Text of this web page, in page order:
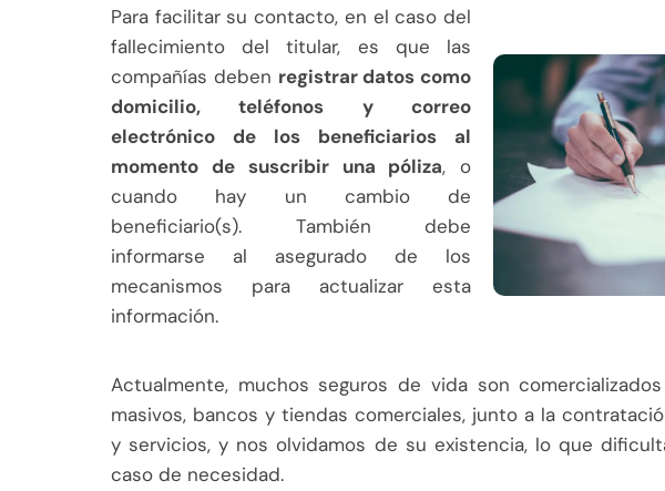
Para facilitar su contacto, en el caso del
fallecimiento del titular, es que las
compañías deben registrar datos como
domicilio, teléfonos y correo
electrónico de los beneficiarios al
momento de suscribir una póliza, o
cuando hay un cambio de
beneficiario(s). También debe
informarse al asegurado de los
mecanismos para actualizar esta
información.
Actualmente, muchos seguros de vida son
masivos, bancos y tiendas comerciales, junto a la
y servicios, y nos olvidamos de su existencia, lo que
caso de necesidad.